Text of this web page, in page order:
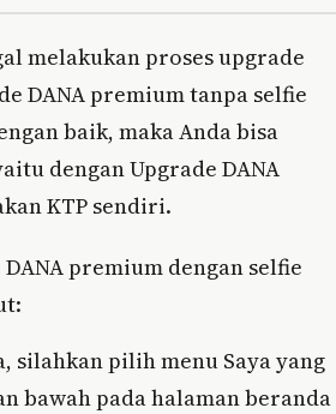
melakukan proses upgrade
DANA premium tanpa selfie
baik, maka Anda bisa
dengan Upgrade DANA
KTP sendiri.
premium dengan selfie
silahkan pilih menu Saya yang
bawah pada halaman beranda